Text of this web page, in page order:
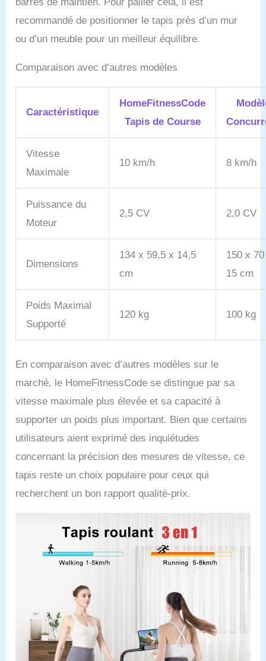
recommandé de positionner le tapis près d’un mur
ou d’un meuble pour un meilleur équilibre.
Comparaison avec d’autres modèles
Caractéristique
HomeFitnessCode
Tapis de Course
Vitesse
Maximale
10 km/h 8 km/h
Puissance du
Moteur
2,5 CV 2,0 CV
Dimensions
134 x 59,5 x 14,5
cm
150 x
15 cm
Poids Maximal
Supporté
120 kg 100 kg
En comparaison avec d’autres modèles sur le
marché, le HomeFitnessCode se distingue par sa
vitesse maximale plus élevée et sa capacité à
supporter un poids plus important. Bien que certains
utilisateurs aient exprimé des inquiétudes
concernant la précision des mesures de vitesse, ce
tapis reste un choix populaire pour ceux qui
recherchent un bon rapport qualité-prix.